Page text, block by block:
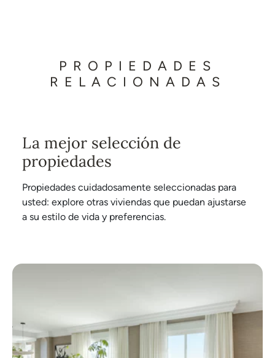
PROPIEDADES
RELACIONADAS
La mejor selección de
propiedades
Propiedades cuidadosamente seleccionadas para
usted: explore otras viviendas que puedan ajustarse
a su estilo de vida y preferencias.